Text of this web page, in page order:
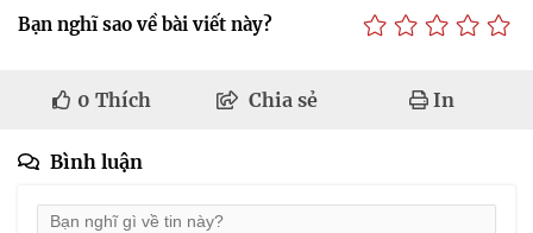
Bạn nghĩ sao về bài viết này?
0 Thích Chia sẻ In
Bình luận